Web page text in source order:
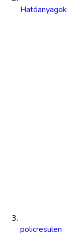
Hatóanyagok
policresulen